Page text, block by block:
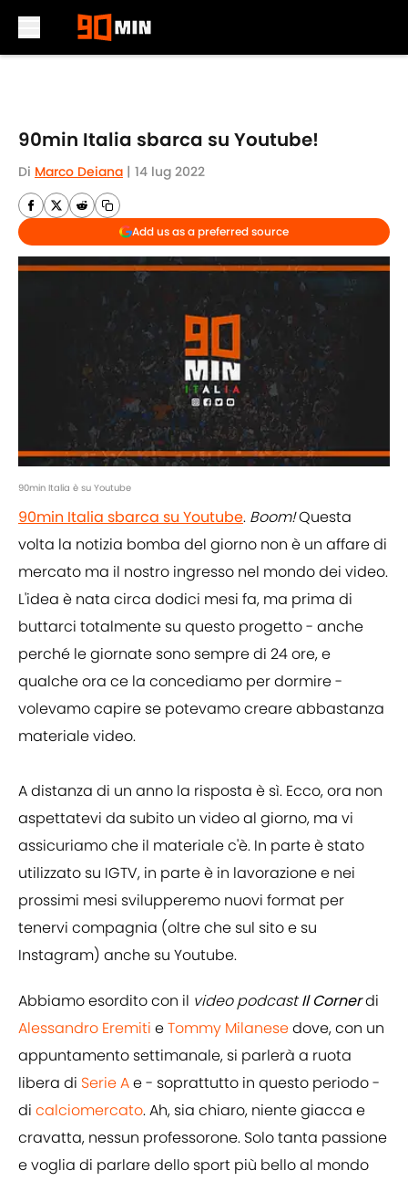
90min Italia sbarca su Youtube!
Di Marco Deiana | 14 lug 2022
Add us as a preferred source
90min Italia è su Youtube
90min Italia sbarca su Youtube. Boom!Questa
volta la notizia bomba del giorno non è un affare di
mercato ma il nostro ingresso nel mondo dei video.
L'idea è nata circa dodici mesi fa, ma prima di
buttarci totalmente su questo progetto - anche
perché le giornate sono sempre di 24 ore, e
qualche ora ce la concediamo per dormire -
volevamo capire se potevamo creare abbastanza
materiale video.
A distanza di un anno la risposta è sì. Ecco, ora non
aspettatevi da subito un video al giorno, ma vi
assicuriamo che il materiale c'è. In parte è stato
utilizzato su IGTV, in parte è in lavorazione e nei
prossimi mesi svilupperemo nuovi format per
tenervi compagnia (oltre che sul sito e su
Instagram) anche su Youtube.
Abbiamo esordito con il video podcastIl Cornerdi
Alessandro Eremiti eTommy Milanesedove, con un
appuntamento settimanale, si parlerà a ruota
libera di Serie Ae - soprattutto in questo periodo -
di calciomercato. Ah, sia chiaro, niente giacca e
cravatta, nessun professorone. Solo tanta passione
e voglia di parlare dello sport più bello al mondo